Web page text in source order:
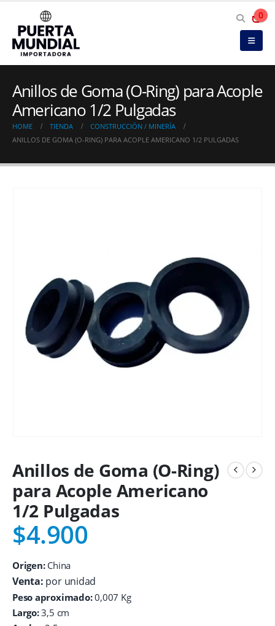
0
Anillos de Goma (O-Ring) para Acople
Americano 1/2 Pulgadas
HOME TIENDA
CONSTRUCCIÓN / MINERÍA
ANILLOS DE GOMA (O-RING) PARA ACOPLE AMERICANO 1/2 PULGADAS
Anillos de Goma (O-Ring)
para Acople Americano
1/2 Pulgadas
$4.900
Origen:China
Venta: por unidad
Peso aproximado:0,007 Kg
Largo:3,5 cm